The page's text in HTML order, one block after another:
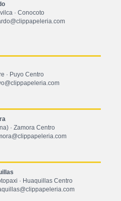
· Conocoto
· Puyo Centro
· Zamora Centro
· Huaquillas Centro